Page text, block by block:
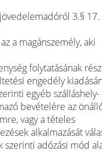
3.§ 17.
a magánszemély, aki
folytatásának
engedély
egyéb szálláshely-
bevételére az
vagy a tételes
alkalmazását
szerinti adózási mód